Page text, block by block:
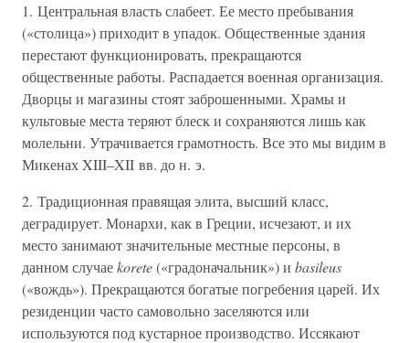
1. Центральная власть слабеет. Ее место пребывания
(«столица») приходит в упадок. Общественные здания
перестают функционировать, прекращаются
общественные работы. Распадается военная организация.
Дворцы и магазины стоят заброшенными. Храмы и
культовые места теряют блеск и сохраняются лишь как
молельни. Утрачивается грамотность. Все это мы видим в
Микенах XIII–XII вв. до н. э.
2. Традиционная правящая элита, высший класс,
деградирует. Монархи, как в Греции, исчезают, и их
место занимают значительные местные персоны, в
данном случаеkorete(«градоначальник») и basileus
(«вождь»). Прекращаются богатые погребения царей. Их
резиденции часто самовольно заселяются или
используются под кустарное производство. Иссякают